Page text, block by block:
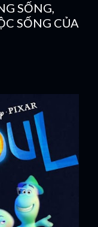
SỐNG,
SỐNG CỦA